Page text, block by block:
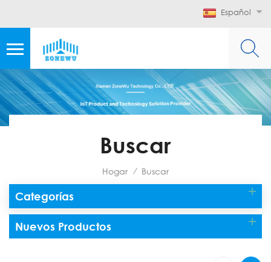
Español
Buscar
Hogar / Buscar
Categorías
Nuevos Productos